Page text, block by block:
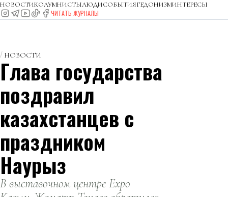
НОВОСТИКОЛУМНИСТЫЛЮДИСОБЫТИЯГЕДОНИЗМИНТЕРЕСЫ
ЧИТАТЬ ЖУРНАЛЫ
НОВОСТИ
Глава государства
поздравил
казахстанцев с
праздником
Наурыз
В выставочном центре Expo